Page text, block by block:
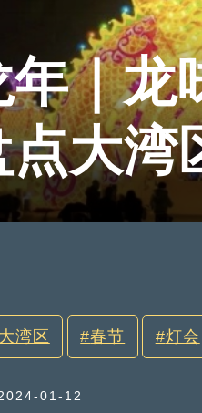
年｜龙
点大湾
湾区 春节 灯会
01-12